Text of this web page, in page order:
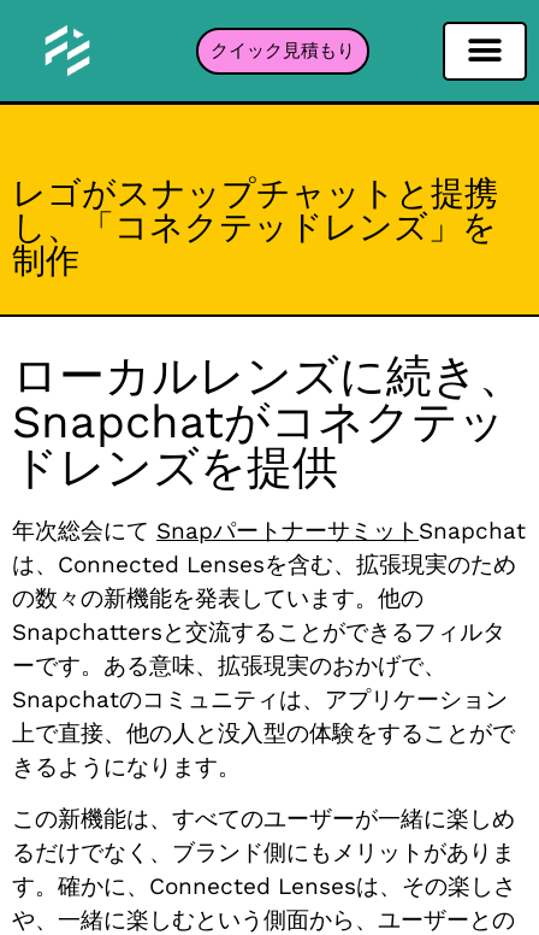
クイック見積もり
レゴがスナップチャットと提携
し、「コネクテッドレンズ」を
制作
ローカルレンズに続き、
Snapchatがコネクテッ
ドレンズを提供
年次総会にて Snapパートナーサミット Snapchat
は、Connected Lensesを含む、拡張現実のため
の数々の新機能を発表しています。他の
Snapchattersと交流することができるフィルタ
ーです。ある意味、拡張現実のおかげで、
Snapchatのコミュニティは、アプリケーション
上で直接、他の人と没入型の体験をすることがで
きるようになります。
この新機能は、すべてのユーザーが一緒に楽しめ
るだけでなく、ブランド側にもメリットがありま
す。確かに、Connected Lensesは、その楽しさ
や、一緒に楽しむという側面から、ユーザーとの